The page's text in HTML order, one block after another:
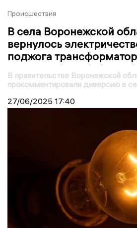
Происшествия
В села Воронежской
вернулось
поджога
В правительстве Воронежской
прокомментировали диверсию в
27/06/2025 17:40